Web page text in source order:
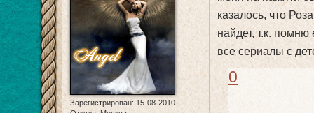
Зарегистрирован: 15-08-2010
казалось, что
найдет, т.к.
все сериалы с
0